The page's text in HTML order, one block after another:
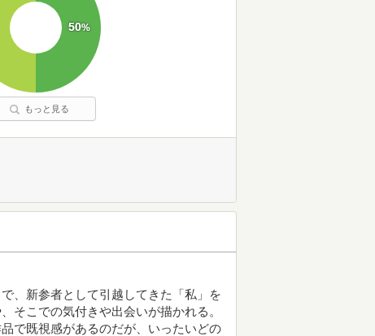
50%
もっと見る
、新参者として引越してきた「私」を
そこでの気付きや出会いが描かれる。
で既視感があるのだが、いったいどの